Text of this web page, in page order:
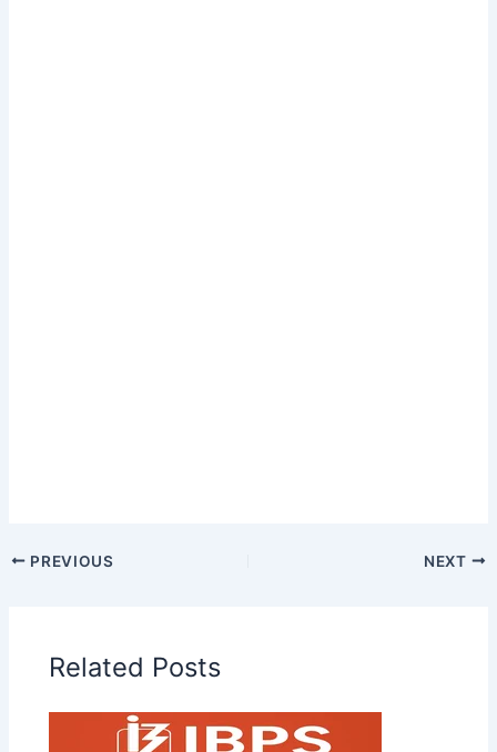
PREVIOUS NEXT
Related Posts